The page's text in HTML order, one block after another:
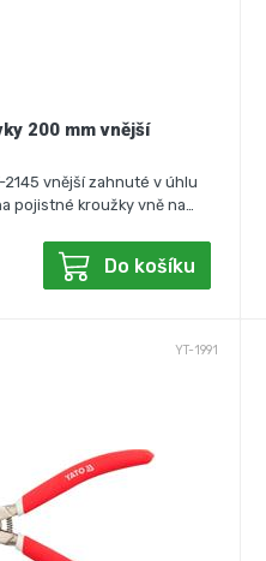
200 mm vnější
2145 vnější zahnuté v úhlu
pojistné kroužky vně na…
Do košíku
YT-1991